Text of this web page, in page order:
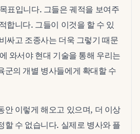
표입니다. 그들은 궤적을 보여주
합니다. 그들이 이것을 할 수 있
싸고 조종사는 더욱 그렇기 때문
와서야 현대 기술을 통해 우리는
군의 개별 병사들에게 확대할 수
안 이렇게 해오고 있으며, 더 이상
할 수 없습니다. 실제로 병사와 플